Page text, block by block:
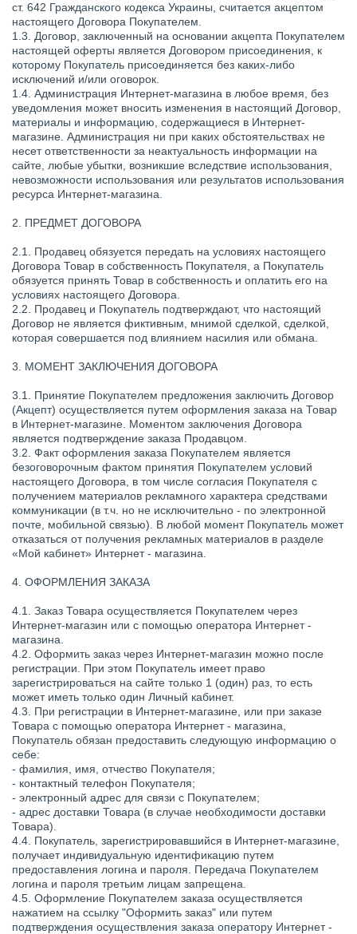
ст. 642 Гражданского кодекса Украины, считается акцептом
настоящего Договора Покупателем.
1.3. Договор, заключенный на основании акцепта Покупателем
настоящей оферты является Договором присоединения, к
которому Покупатель присоединяется без каких-либо
исключений и/или оговорок.
1.4. Администрация Интернет-магазина в любое время, без
уведомления может вносить изменения в настоящий Договор,
материалы и информацию, содержащиеся в Интернет-
магазине. Администрация ни при каких обстоятельствах не
несет ответственности за неактуальность информации на
сайте, любые убытки, возникшие вследствие использования,
невозможности использования или результатов использования
ресурса Интернет-магазина.
2. ПРЕДМЕТ ДОГОВОРА
2.1. Продавец обязуется передать на условиях настоящего
Договора Товар в собственность Покупателя, а Покупатель
обязуется принять Товар в собственность и оплатить его на
условиях настоящего Договора.
2.2. Продавец и Покупатель подтверждают, что настоящий
Договор не является фиктивным, мнимой сделкой, сделкой,
которая совершается под влиянием насилия или обмана.
3. МОМЕНТ ЗАКЛЮЧЕНИЯ ДОГОВОРА
3.1. Принятие Покупателем предложения заключить Договор
(Акцепт) осуществляется путем оформления заказа на Товар
в Интернет-магазине. Моментом заключения Договора
является подтверждение заказа Продавцом.
3.2. Факт оформления заказа Покупателем является
безоговорочным фактом принятия Покупателем условий
настоящего Договора, в том числе согласия Покупателя с
получением материалов рекламного характера средствами
коммуникации (в т.ч. но не исключительно - по электронной
почте, мобильной связью). В любой момент Покупатель может
отказаться от получения рекламных материалов в разделе
«Мой кабинет» Интернет - магазина.
4. ОФОРМЛЕНИЯ ЗАКАЗА
4.1. Заказ Товара осуществляется Покупателем через
Интернет-магазин или с помощью оператора Интернет -
магазина.
4.2. Оформить заказ через Интернет-магазин можно после
регистрации. При этом Покупатель имеет право
зарегистрироваться на сайте только 1 (один) раз, то есть
может иметь только один Личный кабинет.
4.3. При регистрации в Интернет-магазине, или при заказе
Товара с помощью оператора Интернет - магазина,
Покупатель обязан предоставить следующую информацию о
себе:
- фамилия, имя, отчество Покупателя;
- контактный телефон Покупателя;
- электронный адрес для связи с Покупателем;
- адрес доставки Товара (в случае необходимости доставки
Товара).
4.4. Покупатель, зарегистрировавшийся в Интернет-магазине,
получает индивидуальную идентификацию путем
предоставления логина и пароля. Передача Покупателем
логина и пароля третьим лицам запрещена.
4.5. Оформление Покупателем заказа осуществляется
нажатием на ссылку "Оформить заказ" или путем
подтверждения осуществления заказа оператору Интернет -